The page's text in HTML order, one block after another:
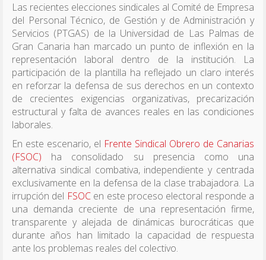
Las recientes elecciones sindicales al Comité de Empresa
del Personal Técnico, de Gestión y de Administración y
Servicios (PTGAS) de la Universidad de Las Palmas de
Gran Canaria han marcado un punto de inflexión en la
representación laboral dentro de la institución. La
participación de la plantilla ha reflejado un claro interés
en reforzar la defensa de sus derechos en un contexto
de crecientes exigencias organizativas, precarización
estructural y falta de avances reales en las condiciones
laborales.
En este escenario, el Frente Sindical Obrero de Canarias
(FSOC) ha consolidado su presencia como una
alternativa sindical combativa, independiente y centrada
exclusivamente en la defensa de la clase trabajadora. La
irrupción del FSOCen este proceso electoral responde a
una demanda creciente de una representación firme,
transparente y alejada de dinámicas burocráticas que
durante años han limitado la capacidad de respuesta
ante los problemas reales del colectivo.